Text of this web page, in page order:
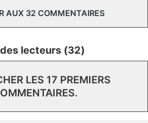
AUX 32 COMMENTAIRES
lecteurs (32)
LES 17 PREMIERS